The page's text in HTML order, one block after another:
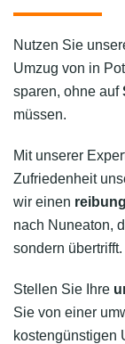
Nutzen Sie
Umzug von in
sparen, ohne auf
müssen.
Mit unserer
Zufriedenheit
wir einen
nach Nuneaton,
sondern übertrifft.
Stellen Sie Ihre
Sie von einer
kostengünstigen